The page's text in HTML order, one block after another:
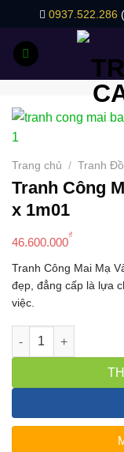
nội
dung
0937.522.286
Trang chủ / Tranh
Tranh Công
x 1m01
46.600.000
₫
Tranh Công Mai Mạ
đẹp, đẳng cấp là lựa
việc.
Tranh Công Mai Mạ